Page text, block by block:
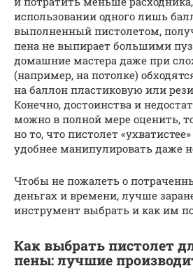
использовании одного лишь
выполненный пистолетом,
пена не выпирает большими
домашние мастера даже при
(например, на потолке)
на баллон пластиковую или
Конечно, достоинства и
можно в полной мере оценить,
но то, что пистолет
удобнее манипулировать даже
Чтобы не пожалеть о
деньгах и времени, лучше
инструмент выбрать и как им
Как выбрать пистолет
пены: лучшие